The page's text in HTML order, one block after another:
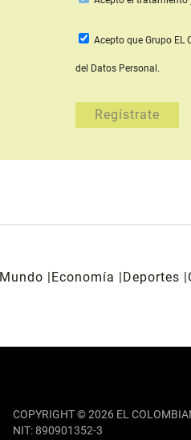
Acepto que Grupo EL
del Datos Personal.
Mundo Economía Deportes
COPYRIGHT © 2026 EL
NIT: 890901352-3